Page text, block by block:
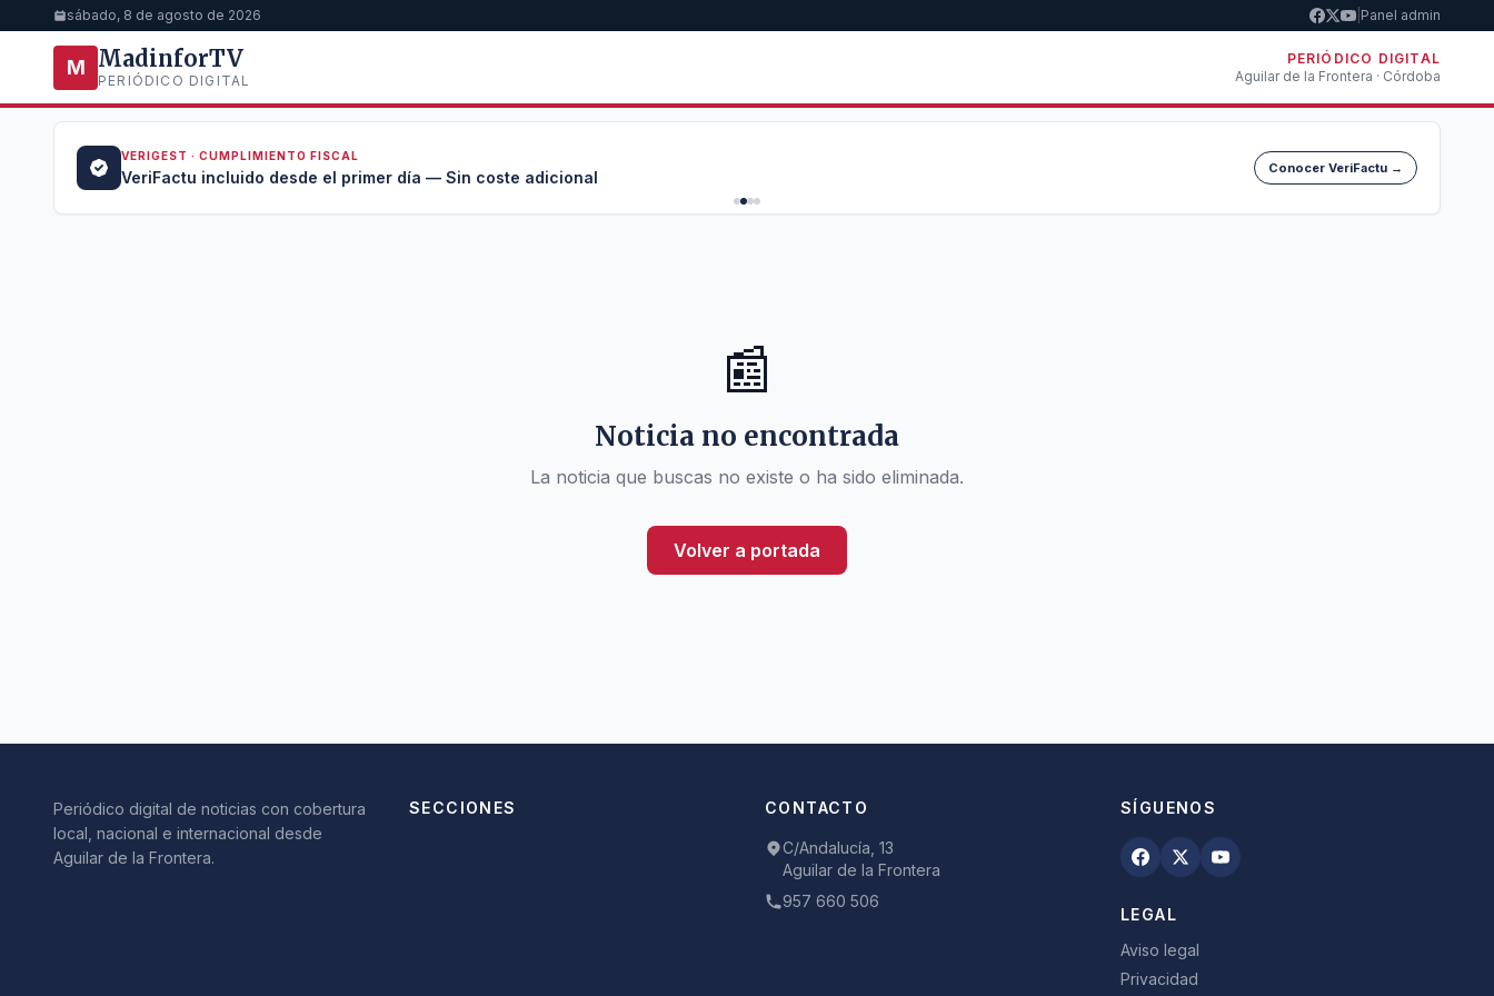
sábado, 8 de agosto de 2026 Panel admin
M MadinforTV
PERIÓDICO DIGITAL
PERIÓDICO DIGITAL
Aguilar de la Frontera · Córdoba
VERIGEST · CUMPLIMIENTO FISCAL
VeriFactu incluido desde el primer día — Sin coste adicional Conocer VeriFactu →
📰
Noticia no encontrada
La noticia que buscas no existe o ha sido eliminada.
Volver a portada
Periódico digital de noticias con cobertura
local, nacional e internacional desde
Aguilar de la Frontera.
SECCIONES CONTACTO
C/Andalucía, 13
Aguilar de la Frontera
957 660 506
SÍGUENOS
LEGAL
Aviso legal
Privacidad